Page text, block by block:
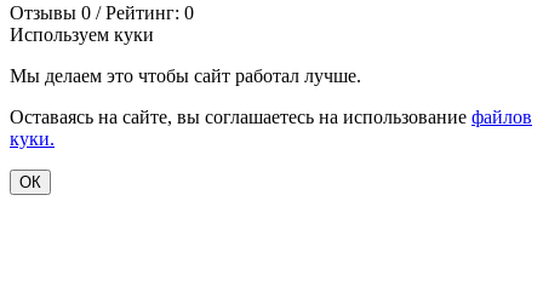
Отзывы 0 / Рейтинг: 0
Используем куки
Мы делаем это чтобы сайт работал лучше.
Оставаясь на сайте, вы соглашаетесь на использование файлов
куки.
ОК